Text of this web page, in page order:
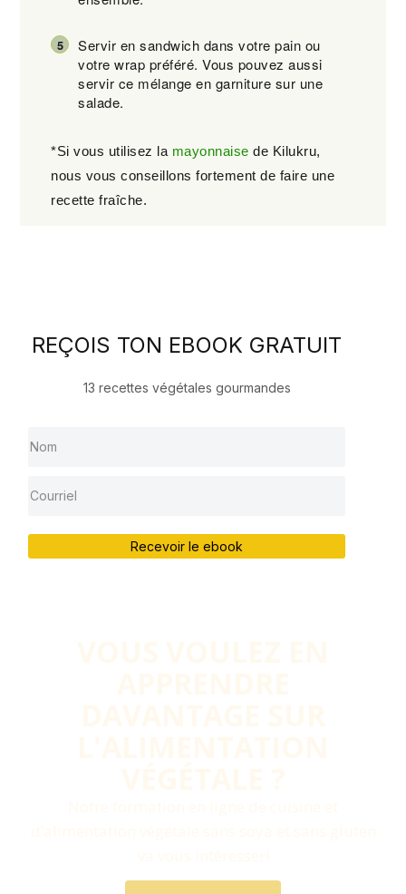
Servir en sandwich dans votre pain ou
votre wrap préféré. Vous pouvez aussi
servir ce mélange en garniture sur une
salade.
*Si vous utilisez la mayonnaise de Kilukru,
nous vous conseillons fortement de faire une
recette fraîche.
REÇOIS TON EBOOK GRATUIT
13 recettes végétales gourmandes
Recevoir le ebook